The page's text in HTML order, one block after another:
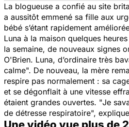
La blogueuse a confié au site
a aussitôt emmené sa fille aux
bébé s’étant rapidement
Luna à la maison quelques
la semaine, de nouveaux signes
O'Brien. Luna, d’ordinaire très
calme". De nouveau, la mère
respire pas normalement : sa
et se dégonflait à une vitesse
étaient grandes ouvertes. "Je
de détresse respiratoire",